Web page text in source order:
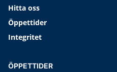
Hitta oss
Öppettider
Integritet
ÖPPETTIDER